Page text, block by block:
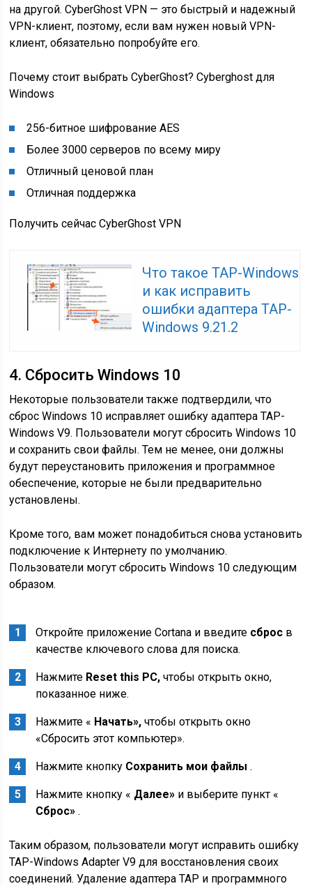
на другой. CyberGhost VPN — это быстрый и надежный
VPN-клиент, поэтому, если вам нужен новый VPN-
клиент, обязательно попробуйте его.
Почему стоит выбрать CyberGhost? Cyberghost для
Windows
256-битное шифрование AES
Более 3000 серверов по всему миру
Отличный ценовой план
Отличная поддержка
Получить сейчас CyberGhost VPN
Что такое TAP-Windows
и как исправить
ошибки адаптера TAP-
Windows 9.21.2
4. Сбросить Windows 10
Некоторые пользователи также подтвердили, что
сброс Windows 10 исправляет ошибку адаптера TAP-
Windows V9. Пользователи могут сбросить Windows 10
и сохранить свои файлы. Тем не менее, они должны
будут переустановить приложения и программное
обеспечение, которые не были предварительно
установлены.
Кроме того, вам может понадобиться снова установить
подключение к Интернету по умолчанию.
Пользователи могут сбросить Windows 10 следующим
образом.
Откройте приложение Cortana и введите сброс в
качестве ключевого слова для поиска.
Нажмите Reset this PC, чтобы открыть окно,
показанное ниже.
Нажмите « Начать», чтобы открыть окно
«Сбросить этот компьютер».
Нажмите кнопку Сохранить мои файлы .
Нажмите кнопку « Далее» и выберите пункт «
Сброс» .
Таким образом, пользователи могут исправить ошибку
TAP-Windows Adapter V9 для восстановления своих
соединений. Удаление адаптера TAP и программного